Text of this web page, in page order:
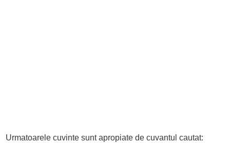
Urmatoarele cuvinte sunt apropiate de cuvantul cautat: